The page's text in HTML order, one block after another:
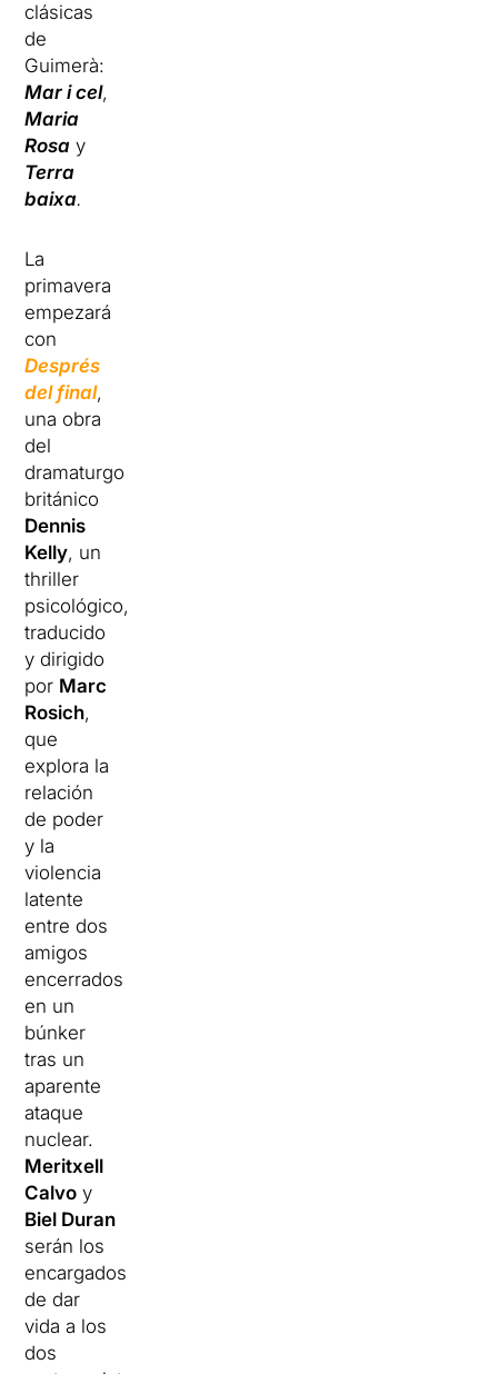
clásicas
de
Guimerà:
Mar i cel,
Maria
Rosa y
Terra
baixa.
La
primavera
empezará
con
Després
del final,
una obra
del
dramaturgo
británico
Dennis
Kelly, un
thriller
psicológico,
traducido
y dirigido
por Marc
Rosich,
que
explora la
relación
de poder
y la
violencia
latente
entre dos
amigos
encerrados
en un
búnker
tras un
aparente
ataque
nuclear.
Meritxell
Calvo y
Biel Duran
serán los
encargados
de dar
vida a los
dos